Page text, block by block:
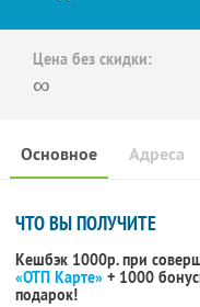
Цена без скидки:
∞
Основное Адреса
ЧТО ВЫ ПОЛУЧИТЕ
Кешбэк 1000р. при
«ОТП Карте» + 1000
подарок!